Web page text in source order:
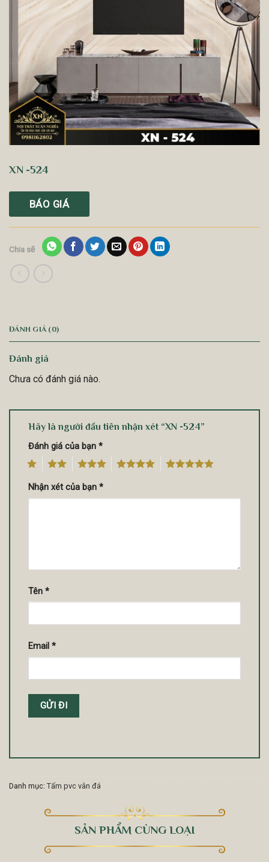
XN -524
BÁO GIÁ
Chia sẽ
ĐÁNH GIÁ (0)
Đánh giá
Chưa có đánh giá nào.
Hãy là người đầu tiên nhận xét “XN -524”
Đánh giá của bạn *
4 5
Nhận xét của bạn *
Tên *
Email *
Danh mục: Tấm pvc vân đá
SẢN PHẨM CÙNG LOẠI